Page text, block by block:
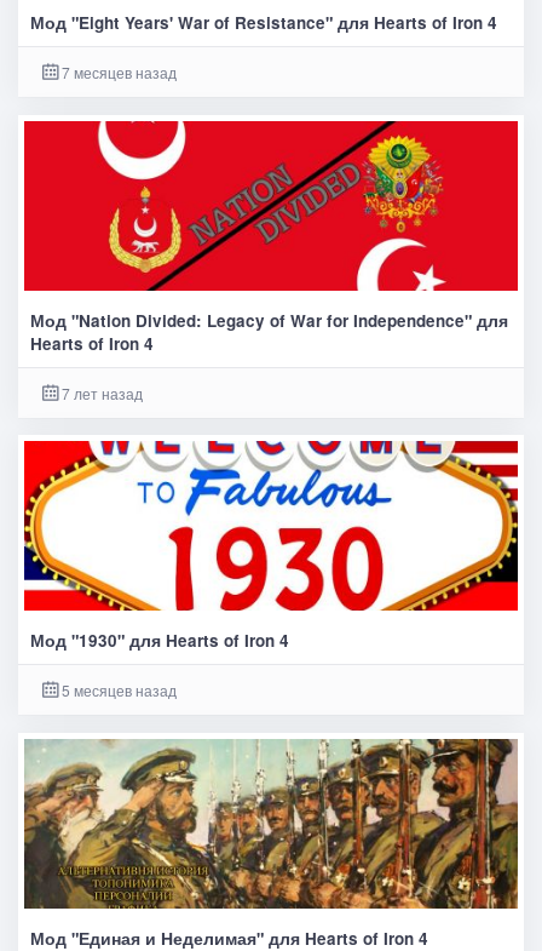
Мод "Eight Years' War of Resistance" для Hearts of Iron 4
7 месяцев назад
Мод "Nation Divided: Legacy of War for Independence" для
Hearts of Iron 4
7 лет назад
Мод "1930" для Hearts of Iron 4
5 месяцев назад
Мод "Единая и Неделимая" для Hearts of Iron 4